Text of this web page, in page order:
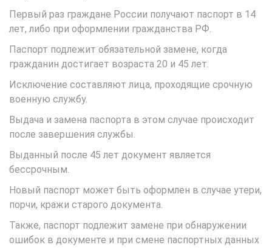
Первый раз граждане России получают паспорт в 14
лет, либо при оформлении гражданства РФ.
Паспорт подлежит обязательной замене, когда
гражданин достигает возраста 20 и 45 лет.
Исключение составляют лица, проходящие срочную
военную службу.
Выдача и замена паспорта в этом случае происходит
после завершения службы.
Выданный после 45 лет документ является
бессрочным.
Новый паспорт может быть оформлен в случае утери,
порчи, кражи старого документа.
Также, паспорт подлежит замене при обнаружении
ошибок в документе и при смене паспортных данных